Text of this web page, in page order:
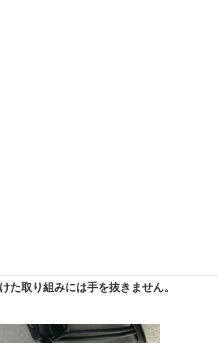
た取り組みには手を抜きません。